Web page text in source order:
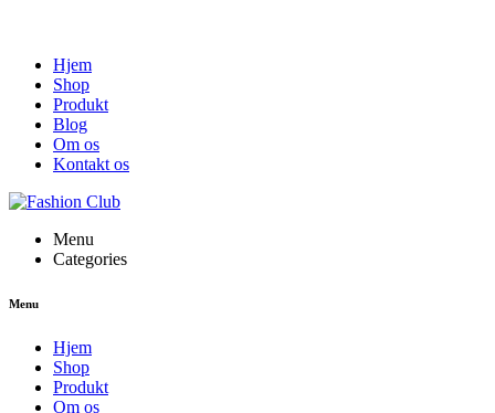
Hjem
Shop
Produkt
Blog
Om os
Kontakt os
Menu
Categories
Menu
Hjem
Shop
Produkt
Om os